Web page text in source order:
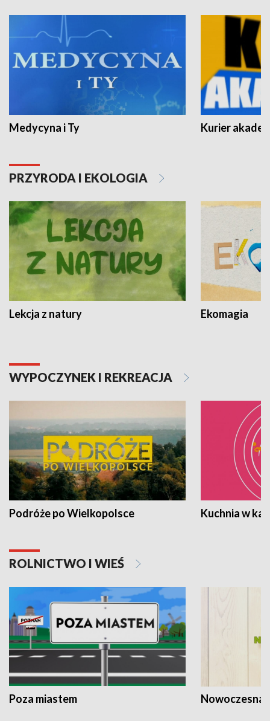
Medycyna i Ty Kurier
PRZYRODA I EKOLOGIA
Lekcja z natury Ekomagia
WYPOCZYNEK I REKREACJA
Podróże po Wielkopolsce Kuchnia w
ROLNICTWO I WIEŚ
Poza miastem Nowoczesna